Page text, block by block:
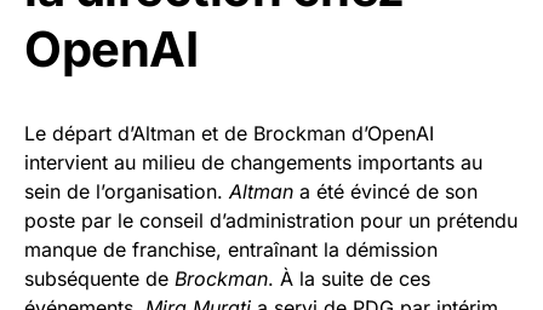
OpenAI
Le départ d’Altman et de Brockman d’OpenAI
intervient au milieu de changements importants au
sein de l’organisation. Altman a été évincé de son
poste par le conseil d’administration pour un prétendu
manque de franchise, entraînant la démission
subséquente de Brockman. À la suite de ces